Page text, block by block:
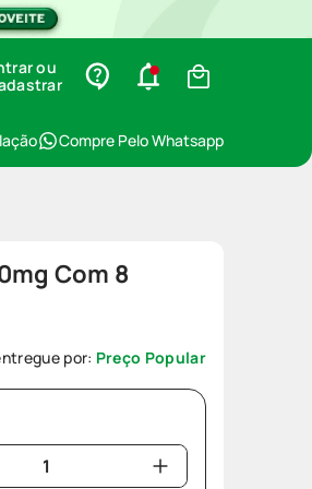
ou
Compre Pelo Whatsapp
Com 8
por: Preço Popular